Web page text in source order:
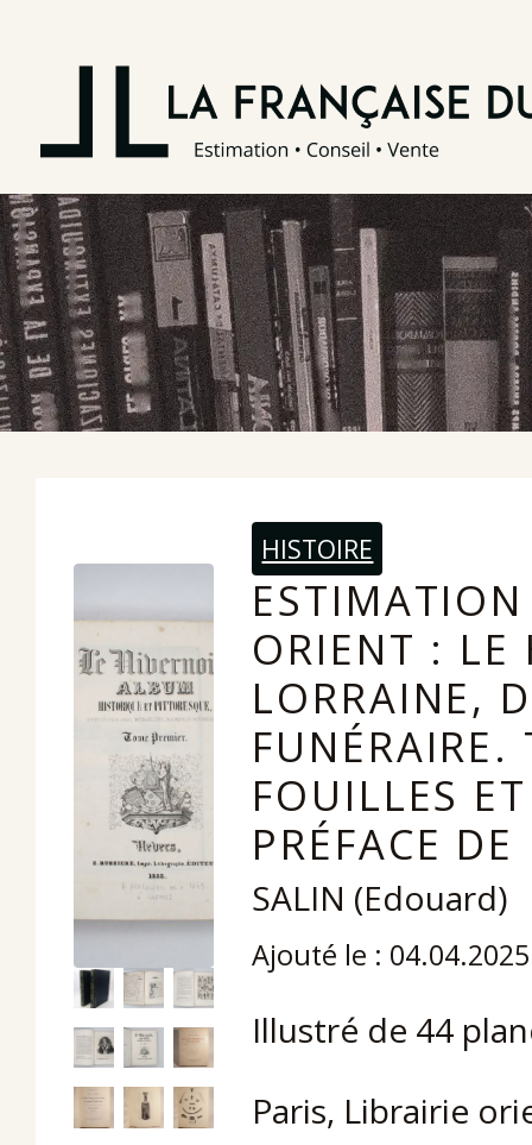
HISTOIRE
ORIENT : LE
LORRAINE,
FUNÉRAIRE.
FOUILLES
PRÉFACE
SALIN (Edouard)
Ajouté le : 04.04.2025
Illustré de 44
Paris, Librairie